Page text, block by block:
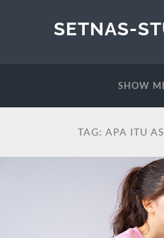
SETNAS-
SHOW
TAG: APA ITU